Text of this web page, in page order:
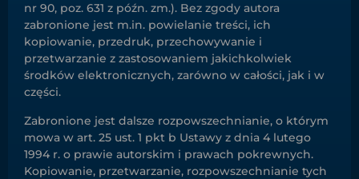
nr 90, poz. 631 z późn. zm.). Bez zgody autora
zabronione jest m.in. powielanie treści, ich
kopiowanie, przedruk, przechowywanie i
przetwarzanie z zastosowaniem jakichkolwiek
środków elektronicznych, zarówno w całości, jak i w
części.
Zabronione jest dalsze rozpowszechnianie, o którym
mowa w art. 25 ust. 1 pkt b Ustawy z dnia 4 lutego
1994 r. o prawie autorskim i prawach pokrewnych.
Kopiowanie, przetwarzanie, rozpowszechnianie tych